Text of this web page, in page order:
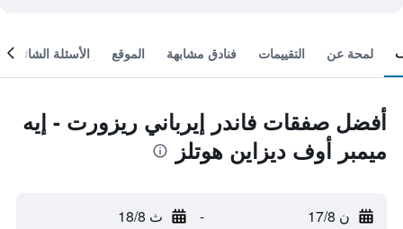
لمحة عن التقييمات فنادق مشابهة الموقع الأسئلة الشائعة
أفضل صفقات فاندر إيرباني ريزورت - إيه
ميمبر أوف ديزاين هوتلز
ن 17/8 - ث 18/8